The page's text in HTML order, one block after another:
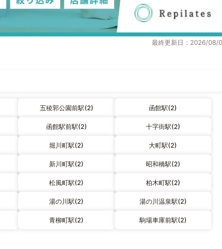
最終更新日：2026/08/
五稜郭公園前駅(2) 函館駅(2)
函館駅前駅(2) 十字街駅(2)
堀川町駅(2) 大町駅(2)
新川町駅(2) 昭和橋駅(2)
松風町駅(2) 柏木町駅(2)
湯の川駅(2) 湯の川温泉駅(2)
青柳町駅(2) 駒場車庫前駅(2)